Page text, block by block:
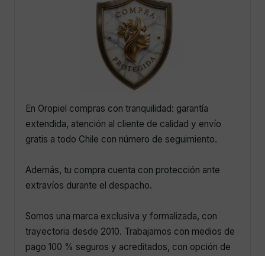
En Oropiel compras con tranquilidad: garantía
extendida, atención al cliente de calidad y envío
gratis a todo Chile con número de seguimiento.
Además, tu compra cuenta con protección ante
extravíos durante el despacho.
Somos una marca exclusiva y formalizada, con
trayectoria desde 2010. Trabajamos con medios de
pago 100 % seguros y acreditados, con opción de